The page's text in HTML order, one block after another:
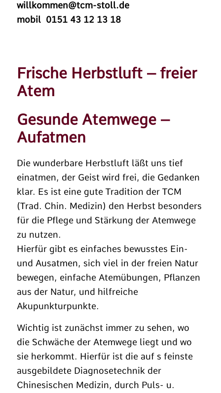
willkommen@tcm-stoll.de
mobil 0151 43 12 13 18
Frische Herbstluft – freier
Atem
Gesunde Atemwege –
Aufatmen
Die wunderbare Herbstluft läßt uns tief
einatmen, der Geist wird frei, die Gedanken
klar. Es ist eine gute Tradition der TCM
(Trad. Chin. Medizin) den Herbst besonders
für die Pflege und Stärkung der Atemwege
zu nutzen.
Hierfür gibt es einfaches bewusstes Ein-
und Ausatmen, sich viel in der freien Natur
bewegen, einfache Atemübungen, Pflanzen
aus der Natur, und hilfreiche
Akupunkturpunkte.
Wichtig ist zunächst immer zu sehen, wo
die Schwäche der Atemwege liegt und wo
sie herkommt. Hierfür ist die auf s feinste
ausgebildete Diagnosetechnik der
Chinesischen Medizin, durch Puls- u.